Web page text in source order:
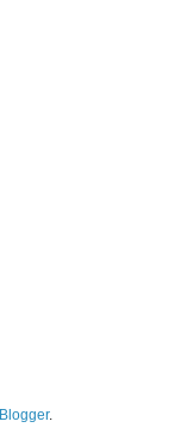
Blogger.